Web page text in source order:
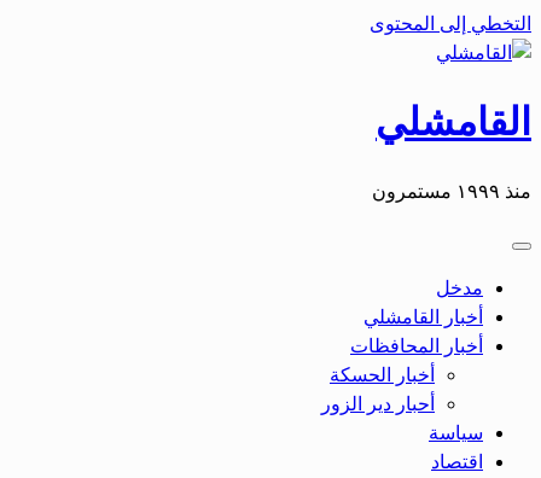
التخطي إلى المحتوى
القامشلي
منذ ١٩٩٩ مستمرون
مدخل
أخبار القامشلي
أخبار المحافظات
أخبار الحسكة
أحبار دير الزور
سياسة
اقتصاد